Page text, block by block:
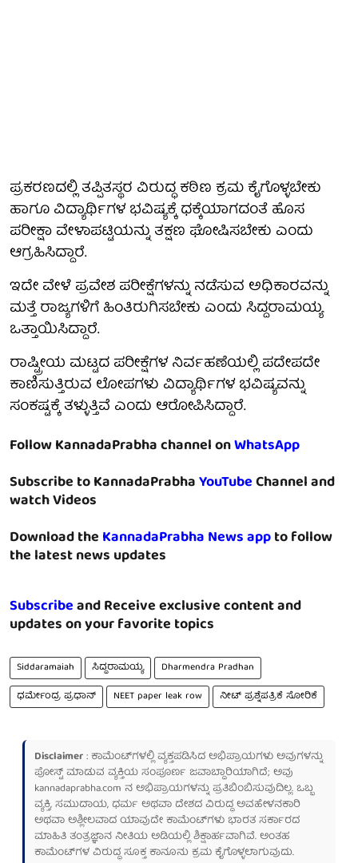
ಪ್ರಕರಣದಲ್ಲಿ ತಪ್ಪಿತಸ್ಥರ ವಿರುದ್ಧ ಕಠಿಣ ಕ್ರಮ ಕೈಗೊಳ್ಳಬೇಕು
ಹಾಗೂ ವಿದ್ಯಾರ್ಥಿಗಳ ಭವಿಷ್ಯಕ್ಕೆ ಧಕ್ಕೆಯಾಗದಂತೆ ಹೊಸ
ಪರೀಕ್ಷಾ ವೇಳಾಪಟ್ಟಿಯನ್ನು ತಕ್ಷಣ ಘೋಷಿಸಬೇಕು ಎಂದು
ಆಗ್ರಹಿಸಿದ್ದಾರೆ.
ಇದೇ ವೇಳೆ ಪ್ರವೇಶ ಪರೀಕ್ಷೆಗಳನ್ನು ನಡೆಸುವ ಅಧಿಕಾರವನ್ನು
ಮತ್ತೆ ರಾಜ್ಯಗಳಿಗೆ ಹಿಂತಿರುಗಿಸಬೇಕು ಎಂದು ಸಿದ್ದರಾಮಯ್ಯ
ಒತ್ತಾಯಿಸಿದ್ದಾರೆ.
ರಾಷ್ಟ್ರೀಯ ಮಟ್ಟದ ಪರೀಕ್ಷೆಗಳ ನಿರ್ವಹಣೆಯಲ್ಲಿ ಪದೇಪದೇ
ಕಾಣಿಸುತ್ತಿರುವ ಲೋಪಗಳು ವಿದ್ಯಾರ್ಥಿಗಳ ಭವಿಷ್ಯವನ್ನು
ಸಂಕಷ್ಟಕ್ಕೆ ತಳ್ಳುತ್ತಿವೆ ಎಂದು ಆರೋಪಿಸಿದ್ದಾರೆ.
Follow KannadaPrabha channel onWhatsApp
Subscribe to KannadaPrabhaYouTubeChannel and
watch Videos
Download theKannadaPrabha News appto follow
the latest news updates
Subscribeand Receive exclusive content and
updates on your favorite topics
Siddaramaiah ಸಿದ್ದರಾಮಯ್ಯ
Dharmendra Pradhan
ಧರ್ಮೇಂದ್ರ ಪ್ರಧಾನ್
NEET paper leak row ನೀಟ್ ಪ್ರಶ್ನೆಪತ್ರಿಕೆ ಸೋರಿಕೆ
Disclaimer: ಕಾಮೆಂಟ್‌ಗಳಲ್ಲಿ ವ್ಯಕ್ತಪಡಿಸಿದ ಅಭಿಪ್ರಾಯಗಳು ಅವುಗಳನ್ನು
ಪೋಸ್ಟ್ ಮಾಡುವ ವ್ಯಕ್ತಿಯ ಸಂಪೂರ್ಣ ಜವಾಬ್ದಾರಿಯಾಗಿದೆ; ಅವು
kannadaprabha.com ನ ಅಭಿಪ್ರಾಯಗಳನ್ನು ಪ್ರತಿಬಿಂಬಿಸುವುದಿಲ್ಲ. ಒಬ್ಬ
ವ್ಯಕ್ತಿ, ಸಮುದಾಯ, ಧರ್ಮ ಅಥವಾ ದೇಶದ ವಿರುದ್ಧ ಅವಹೇಳನಕಾರಿ
ಅಥವಾ ಅಶ್ಲೀಲವಾದ ಯಾವುದೇ ಕಾಮೆಂಟ್‌ಗಳು ಭಾರತ ಸರ್ಕಾರದ
ಮಾಹಿತಿ ತಂತ್ರಜ್ಞಾನ ನೀತಿಯ ಅಡಿಯಲ್ಲಿ ಶಿಕ್ಷಾರ್ಹವಾಗಿವೆ. ಅಂತಹ
ಕಾಮೆಂಟ್‌ಗಳ ವಿರುದ್ಧ ಸೂಕ್ತ ಕಾನೂನು ಕ್ರಮ ಕೈಗೊಳ್ಳಲಾಗುವುದು.